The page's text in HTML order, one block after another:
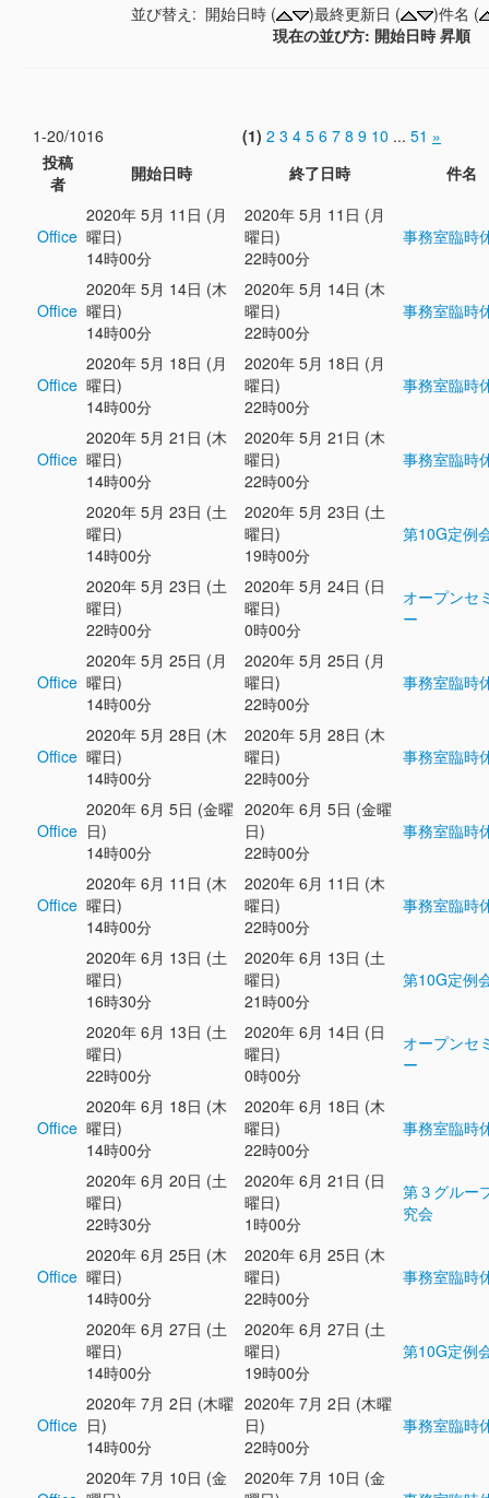
並び替え: 開始日時 ( )最終更新日 (
)件名 (
現在の並び方: 開始日時 昇順
1-20/1016 (1) 2 3 4 5 6 7 8 9 10 ... 51 »
投稿
者
開始日時 終了日時 件名
Office
2020年 5月 11日 (月
曜日)
14時00分
2020年 5月 11日 (月
曜日)
22時00分
事務室臨時
Office
2020年 5月 14日 (木
曜日)
14時00分
2020年 5月 14日 (木
曜日)
22時00分
事務室臨時
Office
2020年 5月 18日 (月
曜日)
14時00分
2020年 5月 18日 (月
曜日)
22時00分
事務室臨時
Office
2020年 5月 21日 (木
曜日)
14時00分
2020年 5月 21日 (木
曜日)
22時00分
事務室臨時
2020年 5月 23日 (土
曜日)
14時00分
2020年 5月 23日 (土
曜日)
19時00分
第10G定例
2020年 5月 23日 (土
曜日)
22時00分
2020年 5月 24日 (日
曜日)
0時00分
オープンセ
ー
Office
2020年 5月 25日 (月
曜日)
14時00分
2020年 5月 25日 (月
曜日)
22時00分
事務室臨時
Office
2020年 5月 28日 (木
曜日)
14時00分
2020年 5月 28日 (木
曜日)
22時00分
事務室臨時
Office
2020年 6月 5日 (金曜
日)
14時00分
2020年 6月 5日 (金曜
日)
22時00分
事務室臨時
Office
2020年 6月 11日 (木
曜日)
14時00分
2020年 6月 11日 (木
曜日)
22時00分
事務室臨時
2020年 6月 13日 (土
曜日)
16時30分
2020年 6月 13日 (土
曜日)
21時00分
第10G定例
2020年 6月 13日 (土
曜日)
22時00分
2020年 6月 14日 (日
曜日)
0時00分
オープンセ
ー
Office
2020年 6月 18日 (木
曜日)
14時00分
2020年 6月 18日 (木
曜日)
22時00分
事務室臨時
2020年 6月 20日 (土
曜日)
22時30分
2020年 6月 21日 (日
曜日)
1時00分
第３グルー
究会
Office
2020年 6月 25日 (木
曜日)
14時00分
2020年 6月 25日 (木
曜日)
22時00分
事務室臨時
2020年 6月 27日 (土
曜日)
14時00分
2020年 6月 27日 (土
曜日)
19時00分
第10G定例
Office
2020年 7月 2日 (木曜
日)
14時00分
2020年 7月 2日 (木曜
日)
22時00分
事務室臨時
2020年 7月 10日 (金
2020年 7月 10日 (金